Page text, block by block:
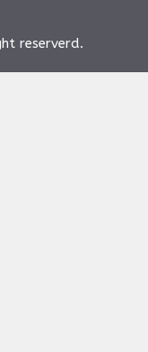
reserverd.